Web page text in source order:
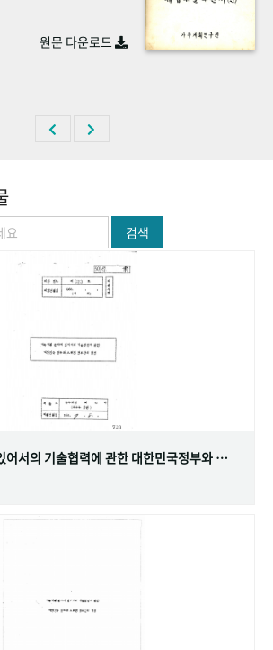
보는 50년 50+1주년 광장
원문 다운로드
검색
가족계획 분야에 있어서의 기술협력에 관한 대한민국정부와 스웨덴 정부간의 협정